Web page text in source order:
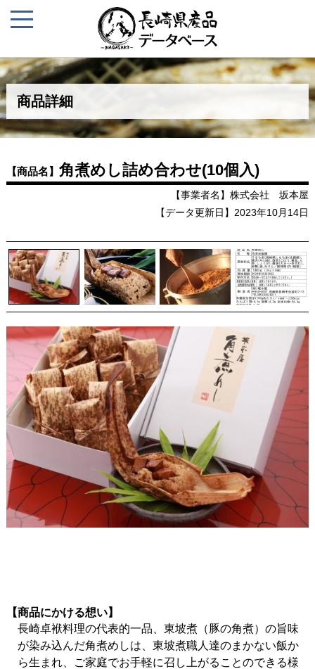
商品詳細
【商品名】 角煮めし詰め合わせ(10個入)
【事業者名】株式会社 坂本屋
【データ更新日】2023年10月14日
【商品にかける想い】
長崎卓袱料理の代表的一品、東坡煮（豚の角煮）の旨味
が染み込んだ角煮めしは、東坡煮職人達のまかない飯か
ら生まれ、ご家庭でお手軽に召し上がることのできる様